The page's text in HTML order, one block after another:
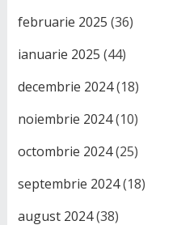
februarie 2025 (36)
ianuarie 2025 (44)
decembrie 2024(18)
noiembrie 2024(10)
octombrie 2024(25)
septembrie 2024(18)
august 2024(38)